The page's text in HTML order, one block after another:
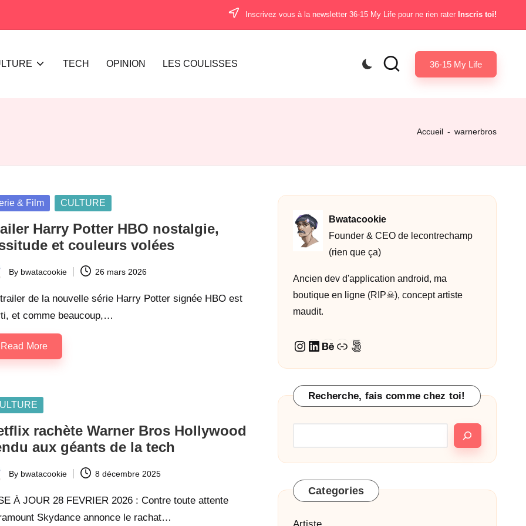
Inscrivez vous à la newsletter 36-15 My Life pour ne rien rater Inscris toi!
TECH OPINION LES COULISSES 36-15 My Life
Accueil - warnerbros
& Film CULTURE
Harry Potter HBO nostalgie,
et couleurs volées
By bwatacookie 26 mars 2026
de la nouvelle série Harry Potter signée HBO est
et comme beaucoup,…
Read More
rachète Warner Bros Hollywood
aux géants de la tech
By bwatacookie 8 décembre 2025
À JOUR 28 FEVRIER 2026 : Contre toute attente
Skydance annonce le rachat…
Bwatacookie
Founder & CEO de lecontrechamp
(rien que ça)
Ancien dev d'application android, ma
boutique en ligne (RIP☠︎︎), concept artiste
maudit.
Instagram
LinkedIn
Behance
Lien500px
Recherche, fais comme chez toi!
Categories